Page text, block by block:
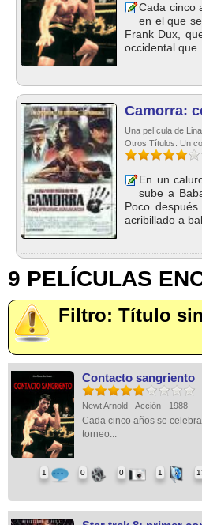
Cada cinco
en el que
Frank Dux,
occidental que...
Camorra:
Una película de
Otros Títulos: Un
En un
sube a
Poco
acribillado a
9 PELÍCULAS
Filtro: Título
Contacto sangriento
Newt Arnold - Acción - 1988
Cada cinco años se
torneo...
1 0 0 1